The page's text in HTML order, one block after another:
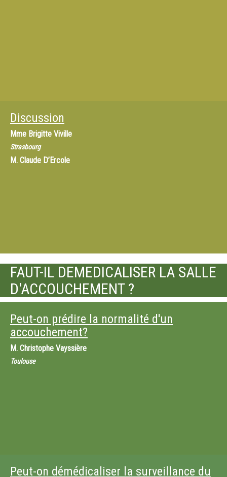
Discussion
Mme Brigitte Viville
Strasbourg
M. Claude D’Ercole
FAUT-IL DEMEDICALISER LA SALLE
D'ACCOUCHEMENT ?
Peut-on prédire la normalité d'un
accouchement?
M. Christophe Vayssière
Toulouse
Peut-on démédicaliser la surveillance du